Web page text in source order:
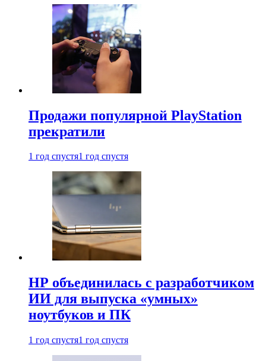
Продажи популярной PlayStation
прекратили
1 год спустя1 год спустя
HP объединилась с разработчиком
ИИ для выпуска «умных»
ноутбуков и ПК
1 год спустя1 год спустя